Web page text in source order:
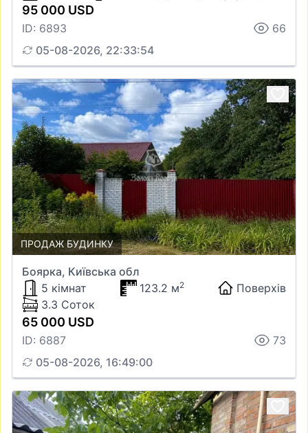
95 000 USD
ID: 6893
66
05-08-2026, 22:33:54
ПРОДАЖ БУДИНКУ
Боярка, Київська обл
5 кімнат
123.2 м2
Поверхів
3.3 Соток
65 000 USD
ID: 6887
73
05-08-2026, 16:49:00